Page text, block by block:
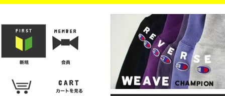
・レザーシューズ/スニーカー
・プリントTシャツ
・バンド/ツアー
・キャラクター
・Nike/adidas/スポーツ
・チャンピオン
・サーフ/スケート
・ボーダー/総柄/無地
・フットボール/リンガー
・タンクトップ/NBA・ポロシャツ
・半袖シャツ
・アロハ/サーフ/ボーリング
・ラルフ/ブランド
・無地/チェック/ストラ
・ワーク/ミリタリー/ウ
・ネル/ウール ・ショ
・アウ
・ジー
・
・ミリ
・コー
・コッ
・オー
・ジャ
ン